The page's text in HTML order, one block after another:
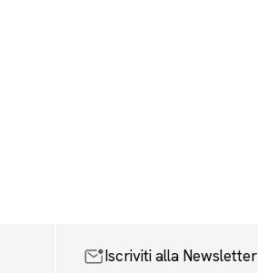
Iscriviti alla Newsletter